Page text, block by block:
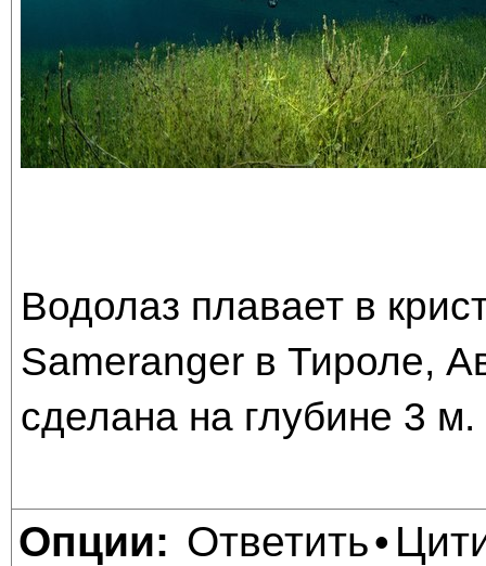
Водолаз плавает в
Sameranger в Тироле,
сделана на глубине 3 м.
Опции: Ответить•